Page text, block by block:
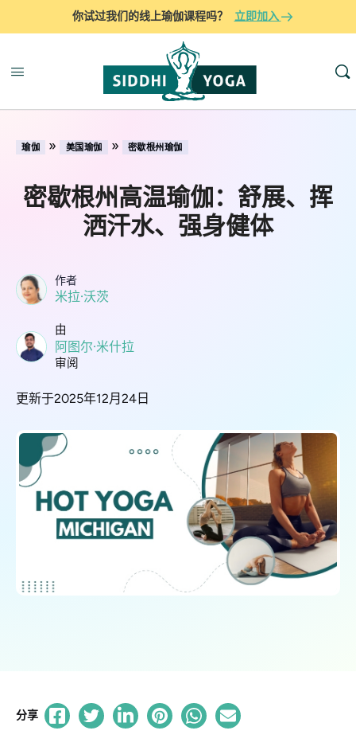
你试过我们的线上瑜伽课程吗？ 立即加入
瑜伽 » 美国瑜伽 » 密歇根州瑜伽
密歇根州高温瑜伽：舒展、挥
洒汗水、强身健体
作者
米拉·沃茨
由
阿图尔·米什拉
审阅
更新于2025年12月24日
分享